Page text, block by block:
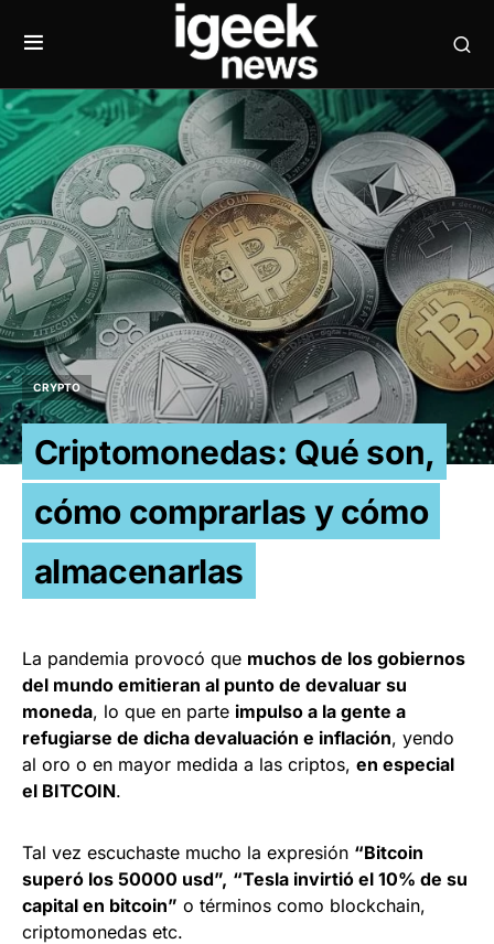
CRYPTO
Criptomonedas: Qué son,
cómo comprarlas y cómo
almacenarlas
La pandemia provocó que muchos de los gobiernos
del mundo emitieran al punto de devaluar su
moneda, lo que en parte impulso a la gente a
refugiarse de dicha devaluación e inflación, yendo
al oro o en mayor medida a las criptos, en especial
el BITCOIN.
Tal vez escuchaste mucho la expresión “Bitcoin
superó los 50000 usd”, “Tesla invirtió el 10% de su
capital en bitcoin” o términos como blockchain,
criptomonedas etc.